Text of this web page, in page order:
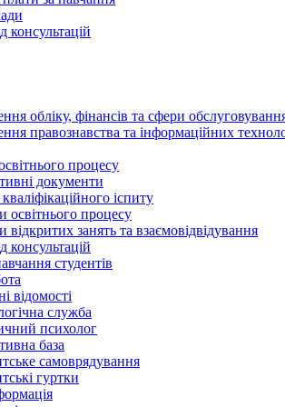
консультацій
обліку, фінансів та сфери
правознавства та інформаційних
процесу
документи
іспиту
освітнього процесу
відкритих занять та взаємовідвідування
консультацій
студентів
відомості
служба
психолог
база
самоврядування
гуртки